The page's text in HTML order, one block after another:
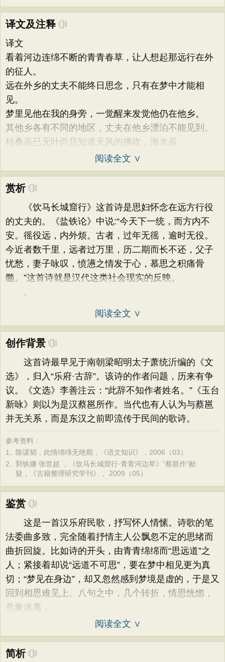
译文及注释
译文
看着河边连绵不断的青青春草，让人想起那远行在外
的征人。
远在外乡的丈夫不能终日思念，只有在梦中才能相
见。
梦里见他在我的身旁，一觉醒来发觉他仍在他乡。
其他乡各有不同的地区，丈夫在他乡漂泊不能见到。
枯桑虽已无叶尚且知道天风的拂吹，海水虽
阅读全文 ∨
赏析
《饮马长城窟行》这首诗是思妇怀念在远方行役
的丈夫的。《盐铁论》中说:“今天下一统，而方内不
安。徭役远，内外烦。古者，过年无徭，逾时无役。
今近者数千里，远者过万里，历二期而长不还，父子
忧愁，妻子咏叹，愤懑之情发于心，慕思之积痛骨
髓。”这首诗就是汉代这类社会现实的反映。
“
阅读全文 ∨
创作背景
这首诗最早见于南朝梁昭明太子萧统沂编的《文
选》，归入“乐府·古辞”。该诗的作者问题，历来有争
议。《文选》李善注云：“此辞不知作者姓名。”《玉台
新咏》则以为是汉蔡邕所作。当代也有人认为与蔡邕
并无关系，而是东汉之前即流传于民间的歌诗。
参考资料：
1、 陈谋韬，此情绵绵无绝期，《语文知识》，2006（03）
2、郭铁娜 张世超 ，《饮马长城窟行·青青河边草》“蔡邕作”献
疑，《古籍整理研究学刊》， 2009（05）
鉴赏
这是一首汉乐府民歌，抒写怀人情愫。诗歌的笔
法委曲多致，完全随着抒情主人公飘忽不定的思绪而
曲折回旋。比如诗的开头，由青青绵绵而“思远道”之
人；紧接着却说“远道不可思”，要在梦中相见更为真
切；“梦见在身边”，却又忽然感到梦境是虚的，于是又
回到相思难见上。八句之中，几个转折，情思恍惚，
意象迷离，
阅读全文 ∨
简析